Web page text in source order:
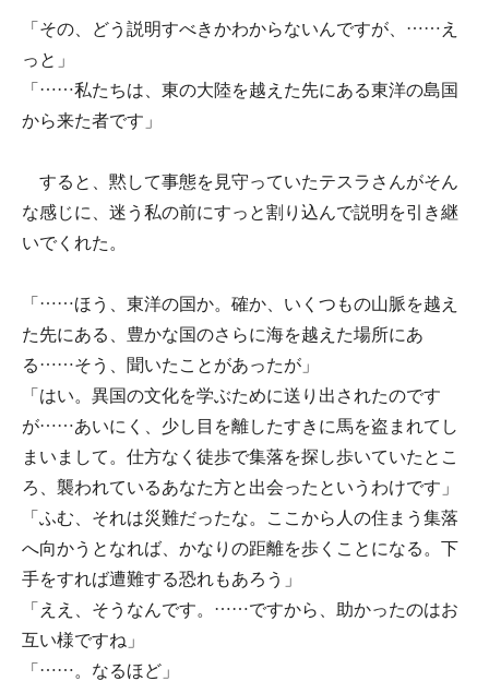
「その、どう説明すべきかわからないんですが、……え
っと」
「……私たちは、東の大陸を越えた先にある東洋の島国
から来た者です」
すると、黙して事態を見守っていたテスラさんがそん
な感じに、迷う私の前にすっと割り込んで説明を引き継
いでくれた。
「……ほう、東洋の国か。確か、いくつもの山脈を越え
た先にある、豊かな国のさらに海を越えた場所にあ
る……そう、聞いたことがあったが」
「はい。異国の文化を学ぶために送り出されたのです
が……あいにく、少し目を離したすきに馬を盗まれてし
まいまして。仕方なく徒歩で集落を探し歩いていたとこ
ろ、襲われているあなた方と出会ったというわけです」
「ふむ、それは災難だったな。ここから人の住まう集落
へ向かうとなれば、かなりの距離を歩くことになる。下
手をすれば遭難する恐れもあろう」
「ええ、そうなんです。……ですから、助かったのはお
互い様ですね」
「……。なるほど」